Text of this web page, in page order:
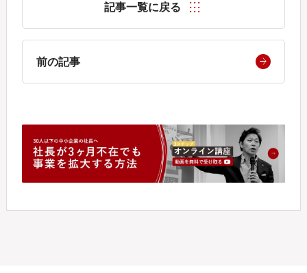
記事一覧に戻る
前の記事